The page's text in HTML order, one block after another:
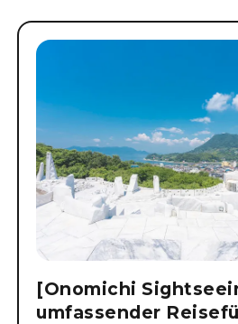
[Onomichi
umfassender